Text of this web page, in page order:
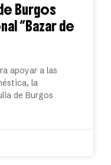
Burgos
“Bazar de
apoyar a las
la
de Burgos